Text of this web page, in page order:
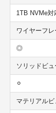
1TB NVMe
ワイヤーフ
◎
ソリッドビ
⚪︎
マテリアル